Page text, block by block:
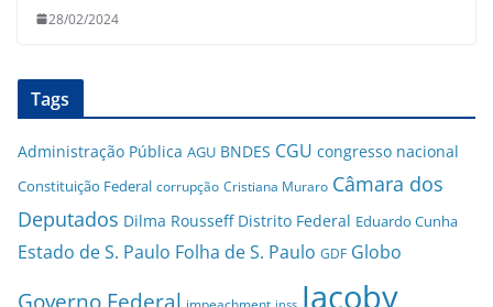
28/02/2024
Tags
Administração Pública AGU BNDES CGU congresso nacional
Constituição Federal corrupção Cristiana Muraro Câmara dos
Deputados Dilma Rousseff Distrito Federal Eduardo Cunha
Estado de S. Paulo Folha de S. Paulo GDF Globo
Governo Federal
Jacoby